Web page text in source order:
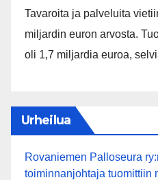
Tavaroita ja palveluita
miljardin euron arvosta.
oli 1,7 miljardia euroa,
Urheilua
Rovaniemen Palloseura
toiminnanjohtaja